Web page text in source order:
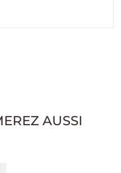
AUSSI